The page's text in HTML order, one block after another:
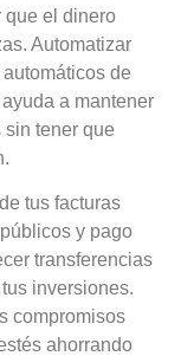
que el dinero
Automatizar
de
a mantener
sin tener que
tus facturas
y pago
transferencias
inversiones.
compromisos
ahorrando